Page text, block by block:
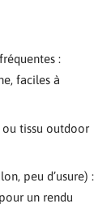
:
faciles à
tissu outdoor
peu d’usure) :
un rendu